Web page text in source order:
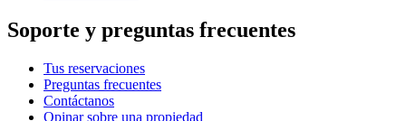
Soporte y preguntas frecuentes
Tus reservaciones
Preguntas frecuentes
Contáctanos
Opinar sobre una propiedad